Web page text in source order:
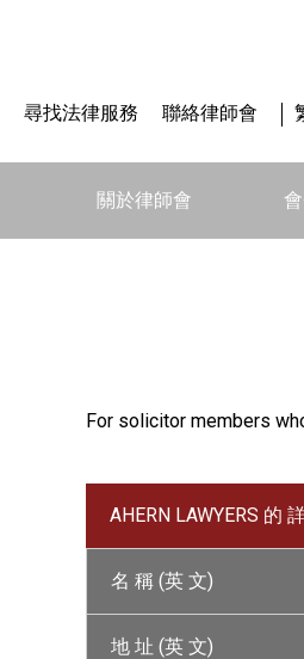
尋找法律服務 聯絡律師會
關於律師會
For solicitor members
AHERN LAWYERS 的
名 稱 (英 文)
地 址 (英 文)